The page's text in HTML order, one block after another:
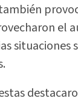
el
situaciones